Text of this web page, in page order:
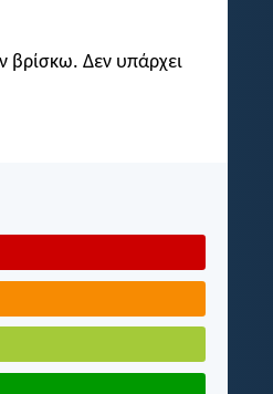
βρίσκω. Δεν υπάρχει